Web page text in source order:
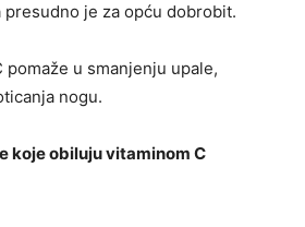
je za opću dobrobit.
u smanjenju upale,
nogu.
koje obiluju vitaminom C